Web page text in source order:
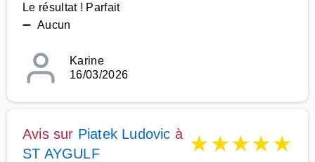
Le résultat ! Parfait
➖ Aucun
Karine
16/03/2026
Avis sur Piatek Ludovic à
ST AYGULF
★★★★★